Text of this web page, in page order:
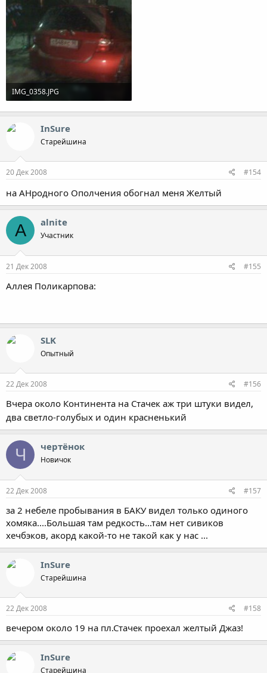
IMG_0358.JPG
106.1 KB · Просмотры: 784
InSure
Старейшина
20 Дек 2008 #154
на АНродного Ополчения обогнал меня Желтый
A alnite
Участник
21 Дек 2008 #155
Аллея Поликарпова:
SLK
Вчера около Континента на Стачек аж три штуки видел,
два светло-голубых и один красненький
Ч чертёнок
за 2 небеле пробывания в БАКУ видел только одиного
хомяка....Большая там редкость...там нет сивиков
хечбэков, акорд какой-то не такой как у нас ...
InSure
вечером около 19 на пл.Стачек проехал желтый Джаз!
InSure